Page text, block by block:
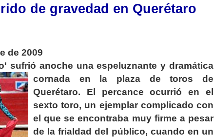
de gravedad en Querétaro
de 2009
sufrió anoche una espeluznantey dramática
cornada en la plaza de toros de
Querétaro. El percance ocurrió en el
sexto toro, un ejemplar complicado con
el que se encontraba muy firme a pesar
de la frialdad del público, cuando en un